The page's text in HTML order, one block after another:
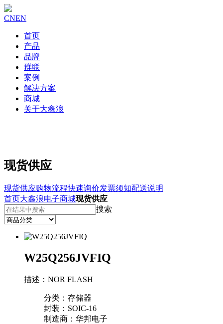
CNEN
首页
产品
品牌
群联
案例
解决方案
商城
关于大鑫浪
现货供应
现货供应购物流程快速询价发票须知配送说明
首页大鑫浪电子商城现货供应
搜索
W25Q256JVFIQ
描述：NOR FLASH
分类：存储器
封装：SOIC-16
制造商：华邦电子